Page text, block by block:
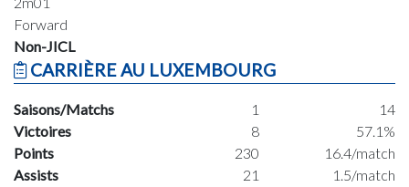
Forward
Non-JICL
CARRIÈRE AU LUXEMBOURG
Saisons/Matchs 1
14
Victoires
8
57.1%
Points
230
16.4/match
Assists
21
1.5/match